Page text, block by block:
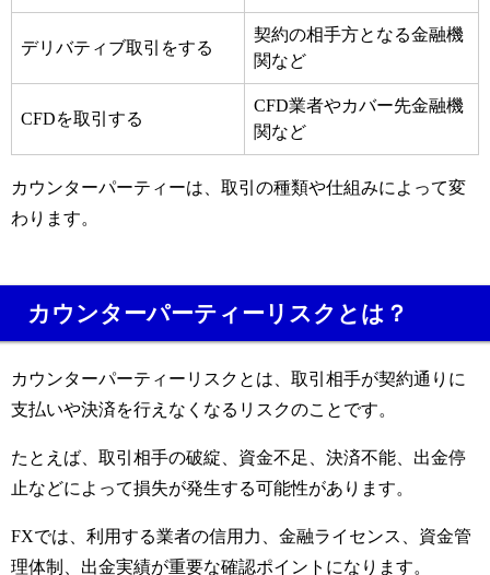
デリバティブ取引をする
契約の相手方となる金融機
関など
CFDを取引する
CFD業者やカバー先金融機
関など
カウンターパーティーは、取引の種類や仕組みによって変
わります。
カウンターパーティーリスクとは？
カウンターパーティーリスクとは、取引相手が契約通りに
支払いや決済を行えなくなるリスクのことです。
たとえば、取引相手の破綻、資金不足、決済不能、出金停
止などによって損失が発生する可能性があります。
FXでは、利用する業者の信用力、金融ライセンス、資金管
理体制、出金実績が重要な確認ポイントになります。